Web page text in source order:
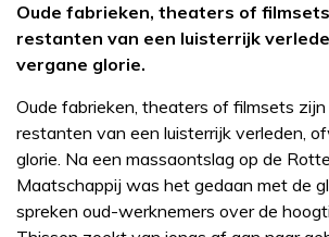
Oude fabrieken, theaters of
restanten van een luisterrijk
vergane glorie.
Oude fabrieken, theaters of filmsets zijn
restanten van een luisterrijk verleden,
glorie. Na een massaontslag op de
Maatschappij was het gedaan met de
spreken oud-werknemers over de